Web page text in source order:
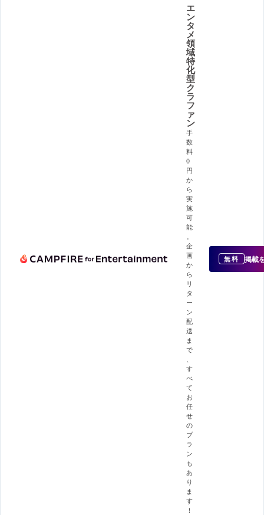
エ
ン
タ
メ
領
域
特
化
型
ク
ラ
フ
ァ
ン
手
数
料
0
円
か
ら
実
施
可
能
企
画
か
ら
リ
タ
ー
ン
配
送
ま
で
す
べ
て
お
任
せ
の
プ
ラ
ン
も
あ
り
ま
す
！
無料 掲載